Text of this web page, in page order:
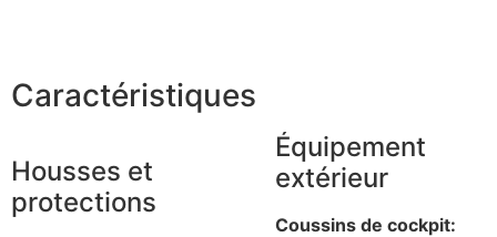
Caractéristiques
Housses et
protections
Équipement
extérieur
Coussins de cockpit: